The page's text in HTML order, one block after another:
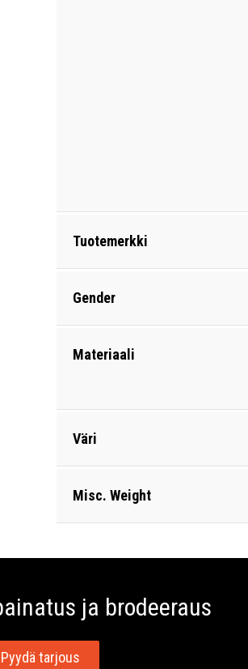
Tuotemerkki
Gender
Materiaali
Väri
Misc. Weight
ja brodeeraus
Pyydä tarjous